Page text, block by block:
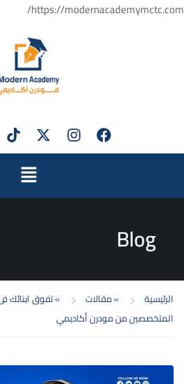
https://modernacademymctc.com/
Blog
الرئيسية »مقالات »تفوق ابنائك
المتخصصين من مودرن أكاديمي